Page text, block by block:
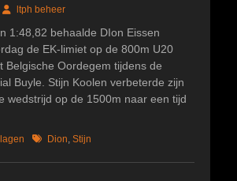
Authorltph beheer
1:48,82 behaalde DIon Eissen
de EK-limiet op de 800m U20
Belgische Oordegem tijdens de
Buyle. Stijn Koolen verbeterde zijn
wedstrijd op de 1500m naar een tijd
TagsDion Stijn